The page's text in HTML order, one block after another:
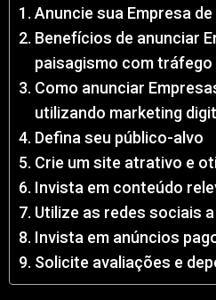
Anuncie sua Empresa
Benefícios de anunciar
paisagismo com tráfego
Como anunciar
utilizando marketing
Defina seu público-alvo
Crie um site atrativo e
Invista em conteúdo
Utilize as redes sociais
Invista em anúncios
Solicite avaliações e